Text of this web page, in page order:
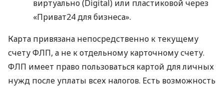
виртуально (Digital) или пластиковой через
«Приват24 для бизнеса».
Карта привязана непосредственно к текущему
счету ФЛП, а не к отдельному карточному счету.
ФЛП имеет право пользоваться картой для личных
нужд после уплаты всех налогов. Есть возможность